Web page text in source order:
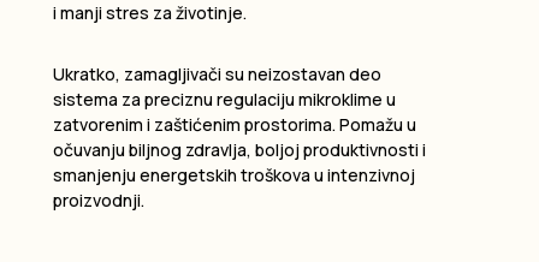
i manji stres za životinje.
Ukratko, zamagljivači su neizostavan deo
sistema za preciznu regulaciju mikroklime u
zatvorenim i zaštićenim prostorima. Pomažu u
očuvanju biljnog zdravlja, boljoj produktivnosti i
smanjenju energetskih troškova u intenzivnoj
proizvodnji.